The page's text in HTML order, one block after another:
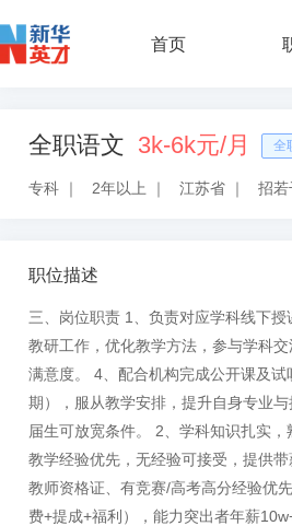
首页
全职语文 3k-6k元/月 全
专科 ｜ 2年以上 ｜ 江苏省 ｜ 招若
职位描述
三、岗位职责 1、负责对应学科线下
教研工作，优化教学方法，参与学科
满意度。 4、配合机构完成公开课及
期），服从教学安排，提升自身专业
届生可放宽条件。 2、学科知识扎实
教学经验优先，无经验可接受，提供
教师资格证、有竞赛/高考高分经验优
费+提成+福利），能力突出者年薪